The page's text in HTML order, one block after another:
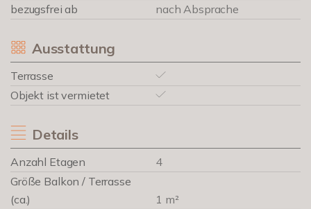
bezugsfrei ab
nach Absprache
Ausstattung
Terrasse
Objekt ist vermietet
Details
Anzahl Etagen
4
Größe Balkon / Terrasse
(ca.)
1 m²